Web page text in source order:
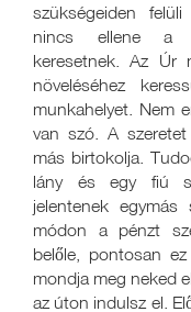
szükségeiden
nincs ellene a
keresetnek. Az Úr
növeléséhez
munkahelyet. Nem
van szó. A
más birtokolja.
lány és egy fiú
jelentenek egymás
módon a pénzt
belőle, pontosan
mondja meg neked
az úton indulsz el.